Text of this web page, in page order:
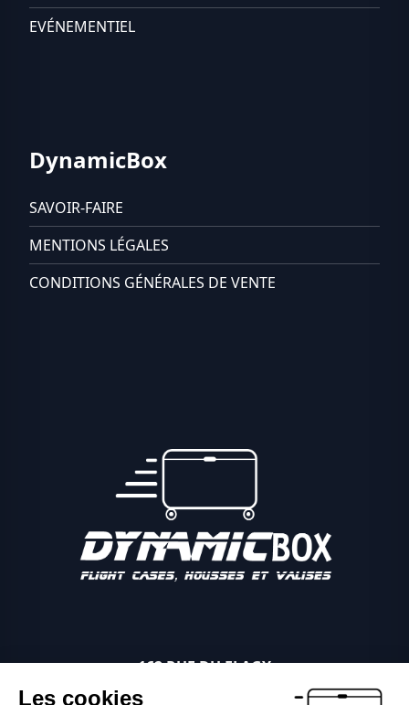
EVÉNEMENTIEL
DynamicBox
SAVOIR-FAIRE
MENTIONS LÉGALES
CONDITIONS GÉNÉRALES DE VENTE
162 RUE DU FLAGY
Les cookies